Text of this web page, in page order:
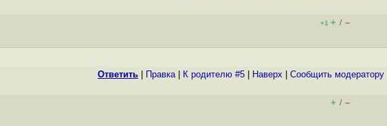
+1 + / –
Ответить Правка| К родителю #5 Наверх Cообщить модератору
+ / –